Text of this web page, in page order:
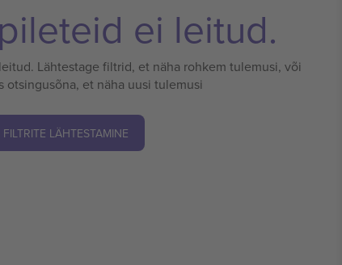
ei leitud.
Lähtestage filtrid, et näha rohkem tulemusi, või
otsingusõna, et näha uusi tulemusi
FILTRITE LÄHTESTAMINE